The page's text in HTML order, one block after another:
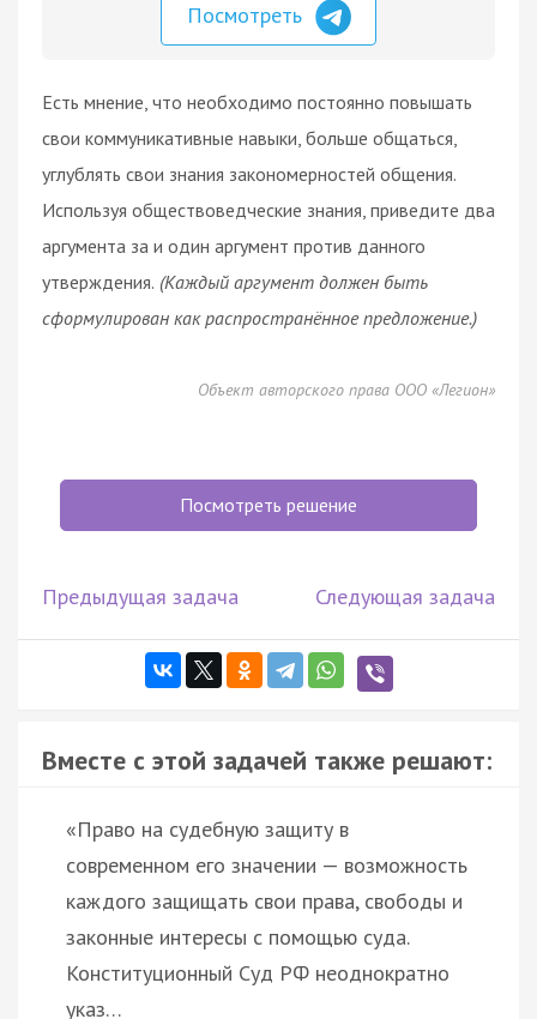
Посмотреть
Есть мнение, что необходимо постоянно повышать
свои коммуникативные навыки, больше общаться,
углублять свои знания закономерностей общения.
Используя обществоведческие знания, приведите два
аргумента за и один аргумент против данного
утверждения. (Каждый аргумент должен быть
сформулирован как распространённое предложение.)
Объект авторского права ООО «Легион»
Посмотреть решение
Предыдущая задача Следующая задача
Вместе с этой задачей также решают:
«Право на судебную защиту в
современном его значении — возможность
каждого защищать свои права, свободы и
законные интересы с помощью суда.
Конституционный Суд РФ неоднократно
указ…